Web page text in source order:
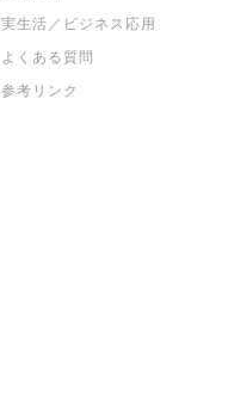
実生活／ビジネス応用
よくある質問
参考リンク